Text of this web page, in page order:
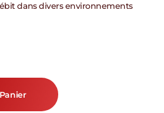
dans divers environnements